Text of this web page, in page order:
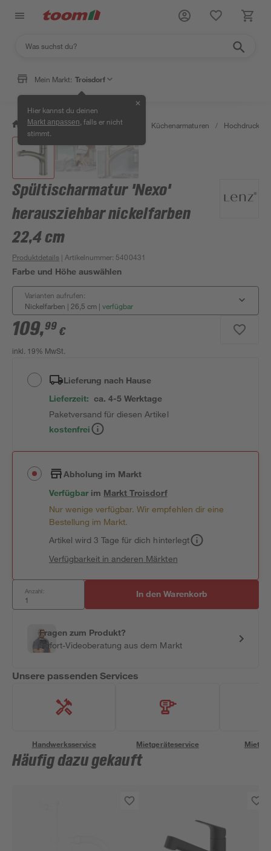
Mein Markt: Troisdorf
Hier kannst du deinen
Markt anpassen , falls er nicht
stimmt.
✕
/ Wohnen & Haushalt / Küche Küchenarmaturen /
Spültischarmatur 'Nexo'
herausziehbar nickelfarben
22,4 cm
Produktdetails | Artikelnummer: 5400431
Farbe und Höhe auswählen
Varianten aufrufen:
Nickelfarben | 26,5 cm | verfügbar
109,99 €
inkl. 19% MwSt.
Lieferung nach Hause
Lieferzeit: ca. 4-5 Werktage
Paketversand für diesen Artikel
kostenfrei
Abholung im Markt
Verfügbar im MarktTroisdorf
Nur wenige verfügbar. Wir empfehlen dir eine
Bestellung im Markt.
Artikel wird 3 Tage für dich hinterlegt
Verfügbarkeit in anderen Märkten
Anzahl: In den Warenkorb
Fragen zum Produkt?
Sofort-Videoberatung aus dem Markt
Unsere passenden Services
Handwerksservice Mietgeräteservice
Häufig dazu gekauft